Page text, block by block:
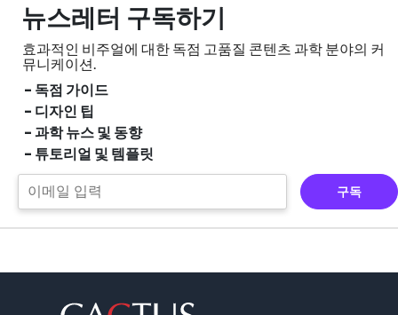
뉴스레터 구독하기
효과적인 비주얼에 대한 독점 고품질 콘텐츠 과학 분야의 커
뮤니케이션.
- 독점 가이드
- 디자인 팁
- 과학 뉴스 및 동향
- 튜토리얼 및 템플릿
구독